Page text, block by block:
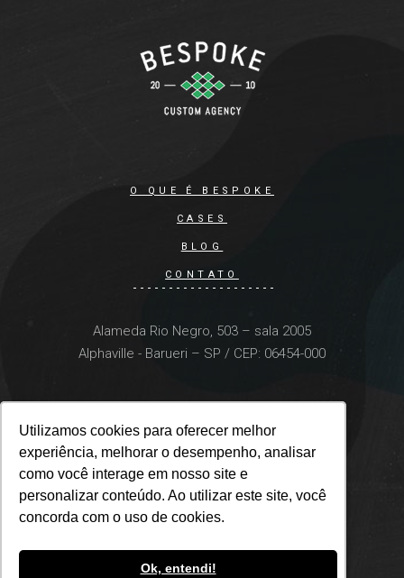
Utilizamos cookies para oferecer melhor
experiência, melhorar o desempenho, analisar
como você interage em nosso site e
personalizar conteúdo. Ao utilizar este site, você
concorda com o uso de cookies.
Ok, entendi!
Utilizamos cookies para oferecer melhor
experiência, melhorar o desempenho, analisar
como você interage em nosso site e
personalizar conteúdo. Ao utilizar este site, você
concorda com o uso de cookies.
Ok, entendi!
O QUE É BESPOKE
CASES
BLOG
CONTATO
Alameda Rio Negro, 503 – sala 2005
Alphaville - Barueri – SP / CEP: 06454-000